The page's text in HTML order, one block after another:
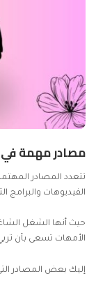
مصادر مهمة في
تتعدد المصادر
الفيديوهات والبرامج
حيث أنها الشغل
الأمهات تسعى بأن
إليك بعض المصادر